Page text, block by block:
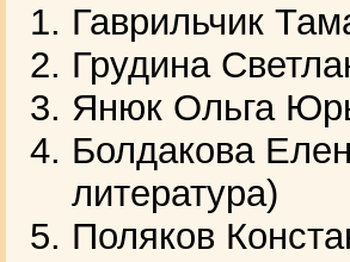
Гаврильчик
Грудина
Янюк Ольга
Болдакова
литература)
Поляков